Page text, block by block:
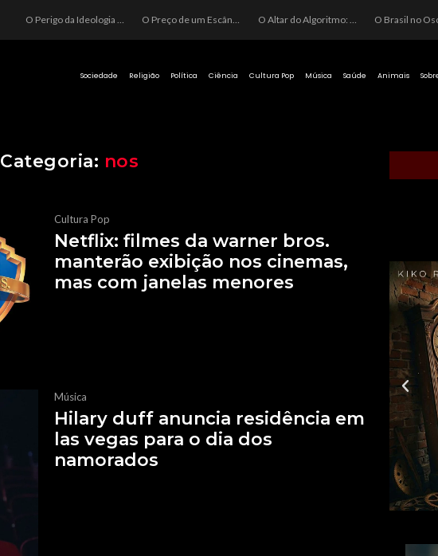
O Perigo da Ideologia Desenfreada na Justiça: Quando a Pauta Política Substitui a Pena Criminal O Preço de um Escândalo: A Discrepância Entre o “Filme de Bolsonaro” e a Realidade do Cinema Mundial O Altar do Algoritmo: A Carência Humana e a Fabricação de Heróis no Brasil
Sociedade Religião Política Ciência Cultura Pop Música Saúde Animais
Categoria: nos
Cultura Pop
Netflix: filmes da warner bros.
manterão exibição nos cinemas,
mas com janelas menores
Música
Hilary duff anuncia residência em
las vegas para o dia dos
namorados